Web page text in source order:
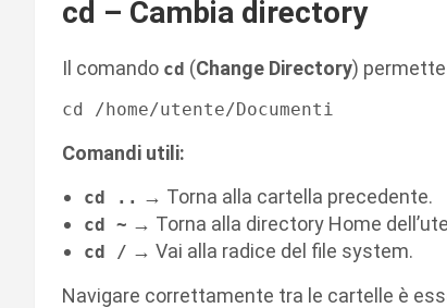
cd – Cambia directory
Il comando cd (Change Directory)
Comandi utili:
cd .. → Torna alla cartella precedente.
cd ~ → Torna alla directory Home
cd / → Vai alla radice del file system.
Navigare correttamente tra le cartelle è